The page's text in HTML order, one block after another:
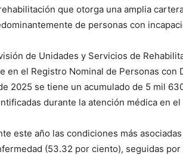
que otorga una amplia
de personas con
de Unidades y Servicios de
en el Registro Nominal de Personas con
2025 se tiene un acumulado de 5 mil
durante la atención médica en
este año las condiciones más
(53.32 por ciento), seguidas por